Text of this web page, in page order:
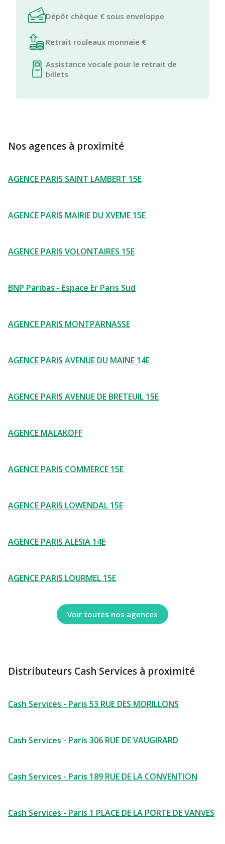
Dépôt chèque € sous enveloppe
Retrait rouleaux monnaie €
Assistance vocale pour le retrait de
billets
Nos agences à proximité
AGENCE PARIS SAINT LAMBERT 15E
AGENCE PARIS MAIRIE DU XVEME 15E
AGENCE PARIS VOLONTAIRES 15E
BNP Paribas - Espace Er Paris Sud
AGENCE PARIS MONTPARNASSE
AGENCE PARIS AVENUE DU MAINE 14E
AGENCE PARIS AVENUE DE BRETEUIL 15E
AGENCE MALAKOFF
AGENCE PARIS COMMERCE 15E
AGENCE PARIS LOWENDAL 15E
AGENCE PARIS ALESIA 14E
AGENCE PARIS LOURMEL 15E
Voir toutes nos agences
Distributeurs Cash Services à proximité
Cash Services - Paris 53 RUE DES MORILLONS
Cash Services - Paris 306 RUE DE VAUGIRARD
Cash Services - Paris 189 RUE DE LA CONVENTION
Cash Services - Paris 1 PLACE DE LA PORTE DE VANVES